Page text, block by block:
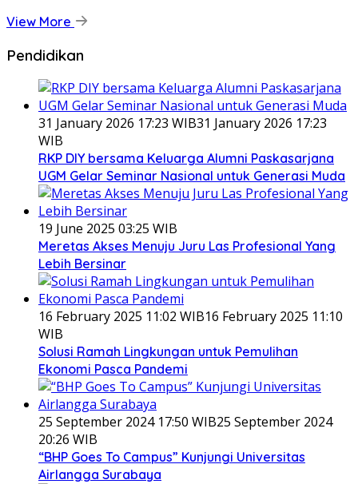
View More
Pendidikan
31 January 2026 17:23 WIB31 January 2026 17:23
WIB
RKP DIY bersama Keluarga Alumni Paskasarjana
UGM Gelar Seminar Nasional untuk Generasi Muda
19 June 2025 03:25 WIB
Meretas Akses Menuju Juru Las Profesional Yang
Lebih Bersinar
16 February 2025 11:02 WIB16 February 2025 11:10
WIB
Solusi Ramah Lingkungan untuk Pemulihan
Ekonomi Pasca Pandemi
25 September 2024 17:50 WIB25 September 2024
20:26 WIB
“BHP Goes To Campus” Kunjungi Universitas
Airlangga Surabaya